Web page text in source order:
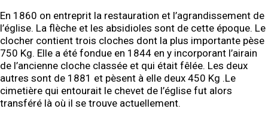
En 1860 on entreprit la restauration et l’agrandissement de
l’église. La flèche et les absidioles sont de cette époque. Le
clocher contient trois cloches dont la plus importante pèse
750 Kg. Elle a été fondue en 1844 en y incorporant l’airain
de l’ancienne cloche classée et qui était fêlée. Les deux
autres sont de 1881 et pèsent à elle deux 450 Kg .Le
cimetière qui entourait le chevet de l’église fut alors
transféré là où il se trouve actuellement.